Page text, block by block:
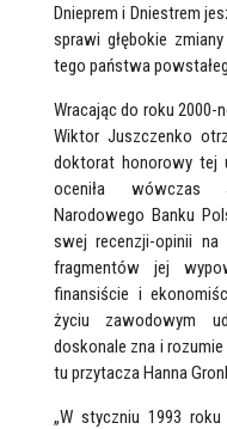
Dnieprem i Dniestrem
sprawi głębokie
tego państwa
Wracając do roku 2000-
Wiktor Juszczenko
doktorat honorowy tej
oceniła wówczas
Narodowego Banku
swej recenzji-opinii
fragmentów jej
finansiście i
życiu zawodowym
doskonale zna i
tu przytacza Hanna
„W styczniu 1993